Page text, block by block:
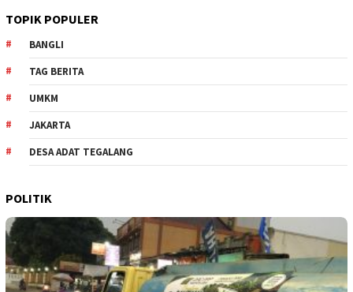
TOPIK POPULER
BANGLI
TAG BERITA
UMKM
JAKARTA
DESA ADAT TEGALANG
POLITIK